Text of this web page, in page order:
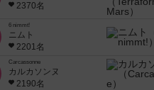
2370名
6 nimmt!
ニムト
2201名
Carcassonne
カルカソンヌ
2190名